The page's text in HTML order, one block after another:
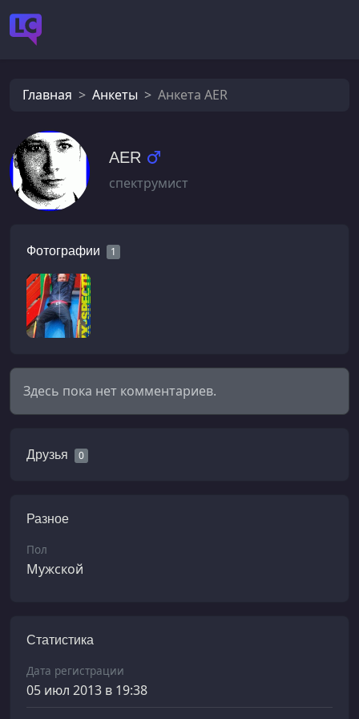
Главная Анкеты Анкета AER
AER
спектрумист
Фотографии 1
Здесь пока нет комментариев.
Друзья 0
Разное
Пол
Мужской
Статистика
Дата регистрации
05 июл 2013 в 19:38